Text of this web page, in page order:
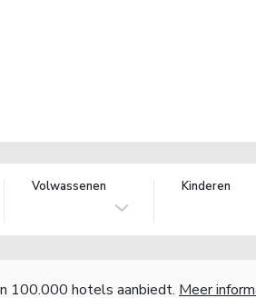
Volwassenen Kinderen
100.000 hotels aanbiedt. Meer